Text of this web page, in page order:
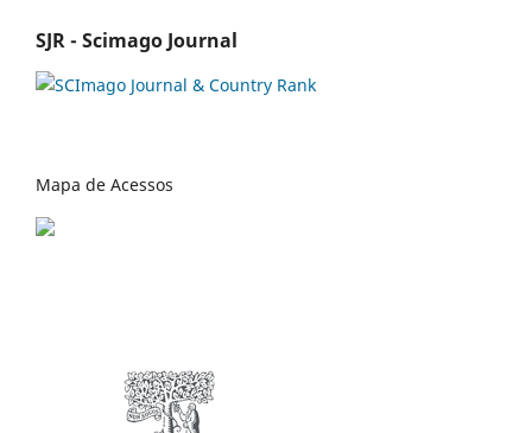
SJR - Scimago Journal
Mapa de Acessos